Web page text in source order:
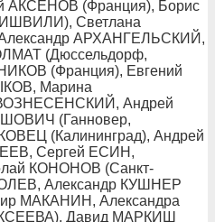
АКСЕНОВ (Франция), Борис
Светлана
АРХАНГЕЛЬСКИЙ,
(Дюссельдорф,
(Франция), Евгений
Марина
Андрей
(Ганновер,
(Калининград), Андрей
Сергей ЕСИН,
КОНОНОВ (Санкт-
Александр КУШНЕР
МАКАНИН, Александра
Давид МАРКИШ